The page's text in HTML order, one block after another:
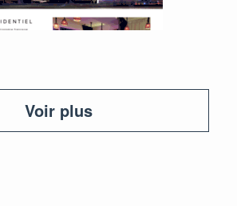
Voir plus